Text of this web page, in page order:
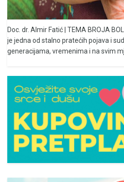
Doc. dr. Almir Fatić | TEMA BROJA
je jedna od stalno pratećih pojava i
generacijama, vremenima i na svim